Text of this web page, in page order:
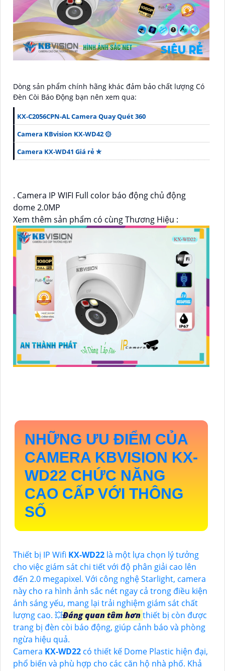
Dòng sản phẩm chính hãng khác đảm bảo chất lượng Có
Ðèn Còi Báo Động bạn nên xem qua:
KX-C2056CPN-AL Camera Quay Quét 360
Camera KBvision KX-WD42 ۞
Camera KX-WD41 Giá rẻ ✮
. Camera IP WIFI Full color báo động chủ động
dome 2.0MP
Xem thêm sản phẩm có cùng Thương Hiệu :
NHỮNG ƯU ĐIỂM CỦA
CAMERA KBVISION KX-
WD22 CHỨC NĂNG
CAO CẤP VỚI THÔNG
SỐ
Thiết bị IP Wifi KX-WD22 là một lựa chọn lý tưởng
cho việc giám sát chi tiết với độ phân giải cao lên
đến 2.0 megapixel. Với công nghệ Starlight, camera
này cho ra hình ảnh sắc nét ngay cả trong điều kiện
ánh sáng yếu, mang lại trải nghiệm giám sát chất
lượng cao. 💥Đáng quan tâm hơnthiết bị còn được
trang bị đèn còi báo động, giúp cảnh báo và phòng
ngừa hiệu quả.
Camera KX-WD22 có thiết kế Dome Plastic hiện đại,
phổ biến và phù hợp cho các căn hộ nhà phố. Khả